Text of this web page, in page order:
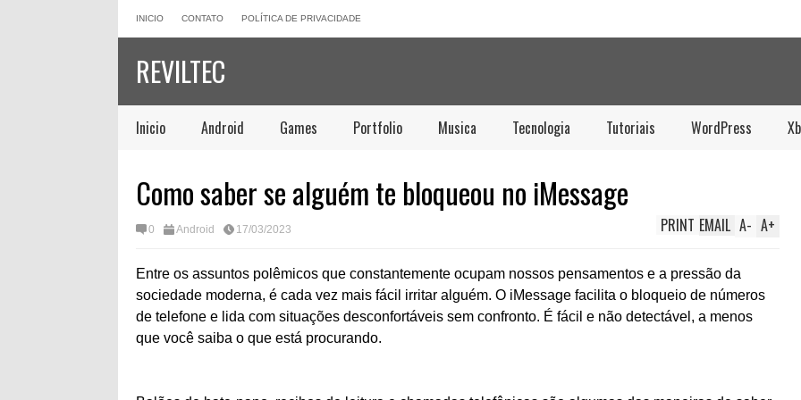
INICIO CONTATO POLÍTICA DE PRIVACIDADE
REVILTEC
Inicio Android Games Portfolio Musica Tecnologia Tutoriais WordPress
Como saber se alguém te bloqueou no iMessage
0 Android 17/03/2023 A+
A-
EMAIL
PRINT
Entre os assuntos polêmicos que constantemente ocupam nossos pensamentos e a pressão da
sociedade moderna, é cada vez mais fácil irritar alguém. O iMessage facilita o bloqueio de números
de telefone e lida com situações desconfortáveis ​​sem confronto. É fácil e não detectável, a menos
que você saiba o que está procurando.